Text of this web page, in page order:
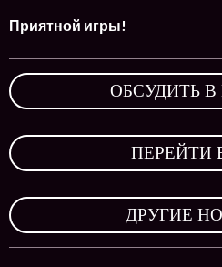
Приятной игры!
ОБСУДИТЬ В
ПЕРЕЙТИ
ДРУГИЕ